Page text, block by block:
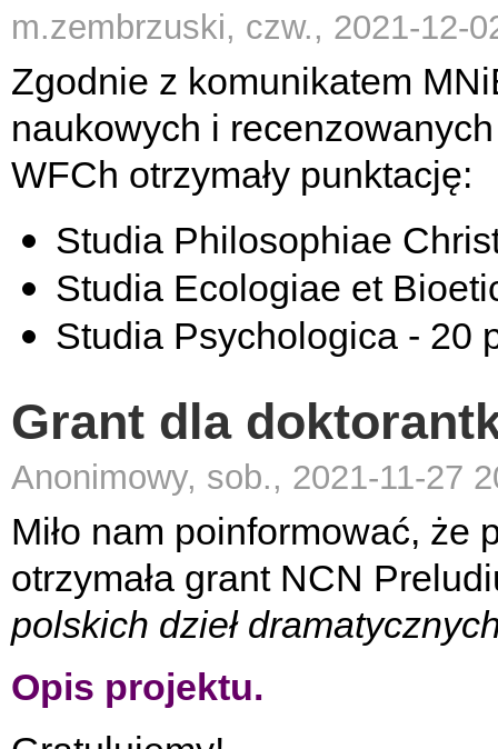
m.zembrzuski, czw., 2021-12-
Zgodnie z komunikatem
naukowych i
WFCh otrzymały punktację:
Studia Philosophiae
Studia Ecologiae et
Studia Psychologica - 20
Grant dla
Anonimowy, sob., 2021-11-27
Miło nam poinformować,
otrzymała grant NCN
polskich dzieł
Opis projektu.